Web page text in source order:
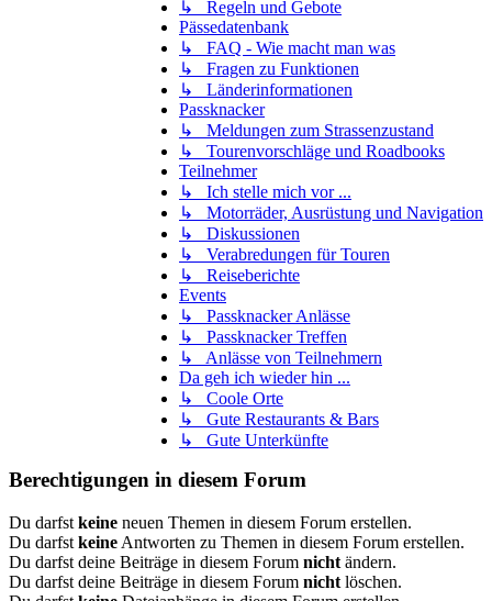
↳ Regeln und Gebote
Pässedatenbank
↳ FAQ - Wie macht man was
↳ Fragen zu Funktionen
↳ Länderinformationen
Passknacker
↳ Meldungen zum Strassenzustand
↳ Tourenvorschläge und Roadbooks
Teilnehmer
↳ Ich stelle mich vor ...
↳ Motorräder, Ausrüstung und Navigation
↳ Diskussionen
↳ Verabredungen für Touren
↳ Reiseberichte
Events
↳ Passknacker Anlässe
↳ Passknacker Treffen
↳ Anlässe von Teilnehmern
Da geh ich wieder hin ...
↳ Coole Orte
↳ Gute Restaurants & Bars
↳ Gute Unterkünfte
Berechtigungen in diesem Forum
Du darfst keine neuen Themen in diesem Forum erstellen.
Du darfst keine Antworten zu Themen in diesem Forum erstellen.
Du darfst deine Beiträge in diesem Forum nicht ändern.
Du darfst deine Beiträge in diesem Forum nicht löschen.